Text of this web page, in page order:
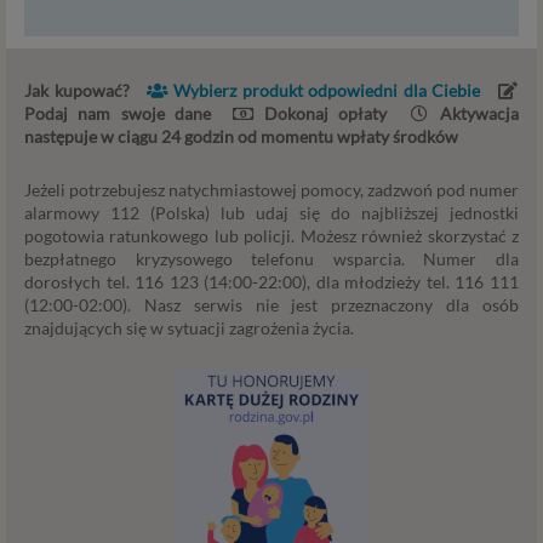
Jak kupować?
Wybierz produkt odpowiedni dla Ciebie
Podaj nam swoje dane
Dokonaj opłaty
Aktywacja
następuje w ciągu 24 godzin od momentu wpłaty środków
Jeżeli potrzebujesz natychmiastowej pomocy, zadzwoń pod numer
alarmowy 112 (Polska) lub udaj się do najbliższej jednostki
pogotowia ratunkowego lub policji. Możesz również skorzystać z
bezpłatnego kryzysowego telefonu wsparcia. Numer dla
dorosłych tel. 116 123 (14:00-22:00), dla młodzieży tel. 116 111
(12:00-02:00). Nasz serwis nie jest przeznaczony dla osób
znajdujących się w sytuacji zagrożenia życia.
Partnerzy. Cookies to dane informatyczne zapisywane w
plikach i przechowywane na Twoim urządzeniu
końcowym (tj. Twój komputer, tablet, smartphone itp.),
każdorazowym wejściu na stronę z tego urządzenia,
podczas gdy odwiedzasz różne strony w Internecie. W
każdej chwili możesz zmienić ustawienia swojej
przeglądarki, by ograniczyć lub wyłączyć funkcjonowanie
plików cookies oraz jak usunąć takie pliki z Twojego
urządzenia.
Zaufani Partnerzy
To firmy i inne podmioty, z którymi współpracujemy
głównie w zakresie administracyjnym, technologicznym
koniecznym do prowadzenia serwisu i marketingowym.
Jeśli interesuje cię dokładna lista Zaufanych Partnerow,
skontaktuj się z nami.